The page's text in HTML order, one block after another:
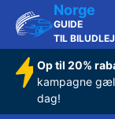
Norge
GUIDE
TIL
Op til 20%
kampagne
dag!